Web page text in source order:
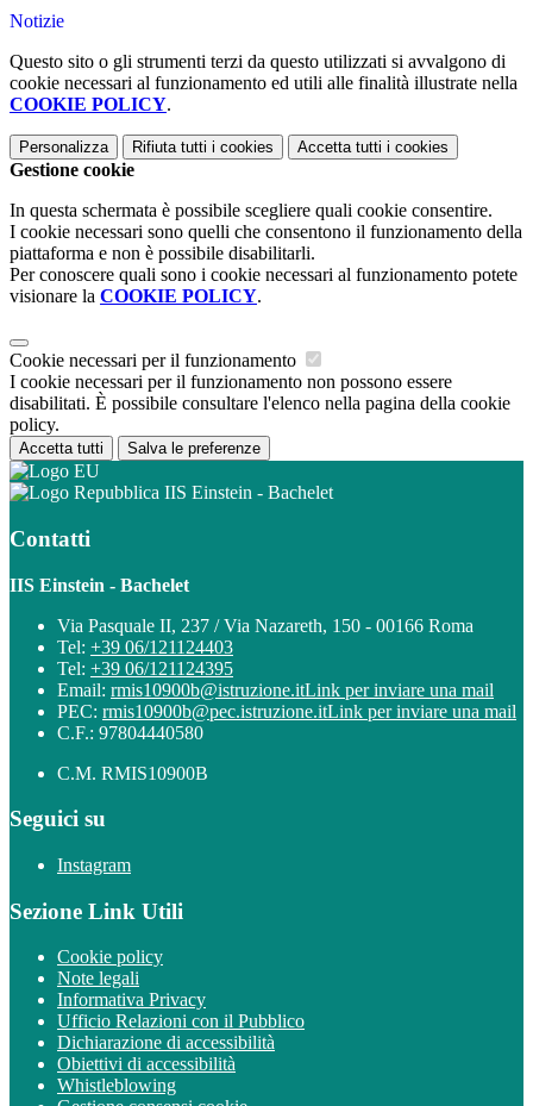
Notizie
Questo sito o gli strumenti terzi da questo utilizzati si avvalgono di
cookie necessari al funzionamento ed utili alle finalità illustrate nella
COOKIE POLICY.
Personalizza Rifiuta tutti i cookies Accetta tutti i cookies
Gestione cookie
In questa schermata è possibile scegliere quali cookie consentire.
I cookie necessari sono quelli che consentono il funzionamento della
piattaforma e non è possibile disabilitarli.
Per conoscere quali sono i cookie necessari al funzionamento potete
visionare la COOKIE POLICY.
Cookie necessari per il funzionamento
I cookie necessari per il funzionamento non possono essere
disabilitati. È possibile consultare l'elenco nella pagina della cookie
policy.
Accetta tutti Salva le preferenze
IIS Einstein - Bachelet
Contatti
IIS Einstein - Bachelet
Via Pasquale II, 237 / Via Nazareth, 150 - 00166 Roma
Tel: +39 06/121124403
Tel: +39 06/121124395
Email: rmis10900b@istruzione.itLink per inviare una mail
PEC: rmis10900b@pec.istruzione.itLink per inviare una mail
C.F.: 97804440580
C.M. RMIS10900B
Seguici su
Instagram
Sezione Link Utili
Cookie policy
Note legali
Informativa Privacy
Ufficio Relazioni con il Pubblico
Dichiarazione di accessibilità
Obiettivi di accessibilità
Whistleblowing